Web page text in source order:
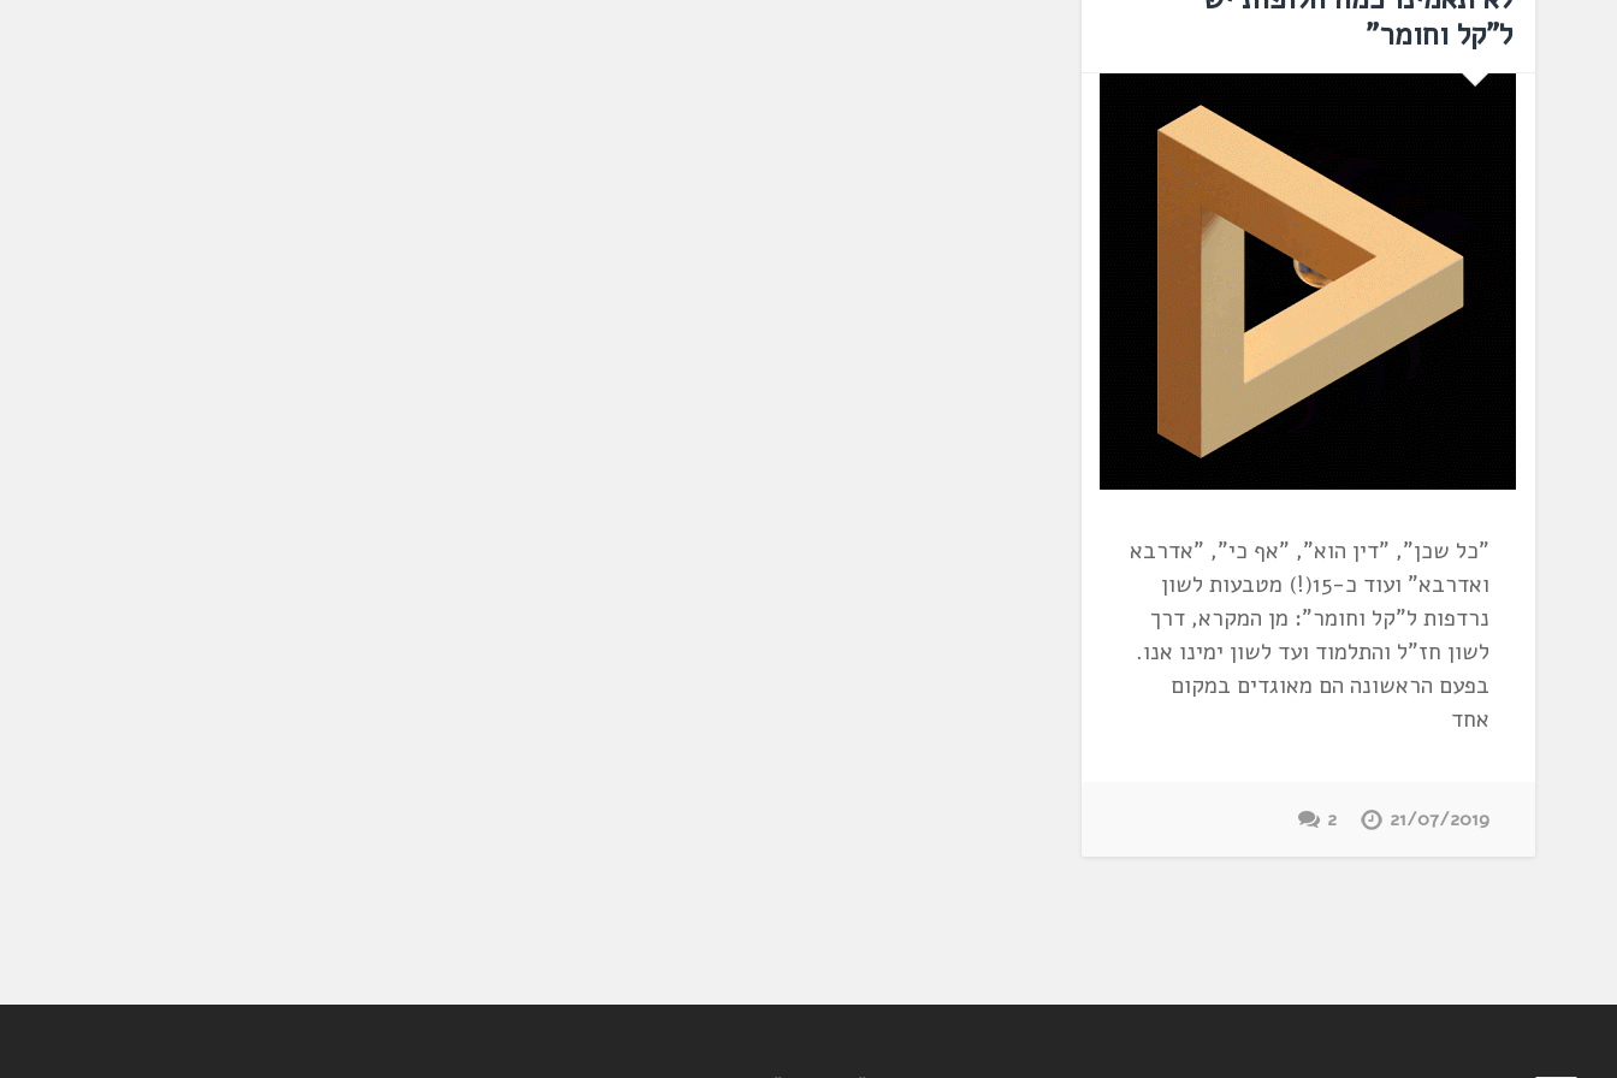
ל"קל וחומר"
"כל שכן", "דין הוא", "אף כי", "אדרבא
ואדרבא" ועוד כ-15(!) מטבעות לשון
נרדפות ל"קל וחומר": מן המקרא, דרך
לשון חז"ל והתלמוד ועד לשון ימינו אנו.
בפעם הראשונה הם מאוגדים במקום
אחד
21/07/2019
2